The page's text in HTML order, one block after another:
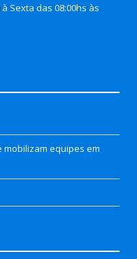
Sexta das 08:00hs às
mobilizam equipes em